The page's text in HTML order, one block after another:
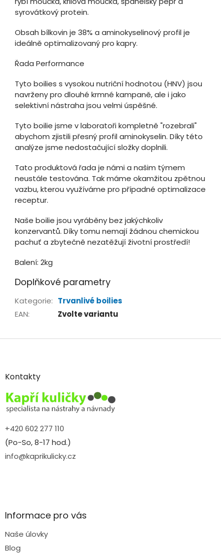
syrovátkový protein.
Obsah bílkovin je 38% a aminokyselinový profil je
ideálně optimalizovaný pro kapry.
Řada Performance
Tyto boilies s vysokou nutriční hodnotou (HNV) jsou
navrženy pro dlouhé krmné kampaně, ale i jako
selektivní nástraha jsou velmi úspěšné.
Tyto boilie jsme v laboratoři kompletně "rozebrali"
abychom zjistili přesný profil aminokyselin. Díky této
analýze jsme nedostačující složky doplnili.
Tato produktová řada je námi a našim týmem
neustále testována. Tak máme okamžitou zpětnou
vazbu, kterou využíváme pro případné optimalizace
receptur.
Naše boilie jsou vyráběny bez jakýchkoliv
konzervantů. Díky tomu nemají žádnou chemickou
pachuť a zbytečně nezatěžují životní prostředí!
Balení: 2kg
Doplňkové parametry
Kategorie: Trvanlivé boilies
EAN: Zvolte variantu
Z
aKontakty
+420 602 277 110
(Po-So, 8-17 hod.)
info@kaprikulicky.cz
Informace pro vás
Naše úlovky
Blog